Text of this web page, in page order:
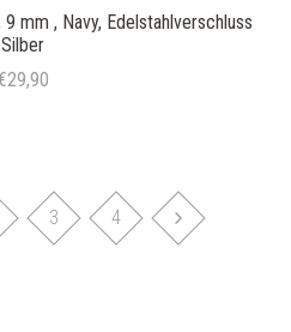
mm , Navy, Edelstahlverschluss
Silber
3 4